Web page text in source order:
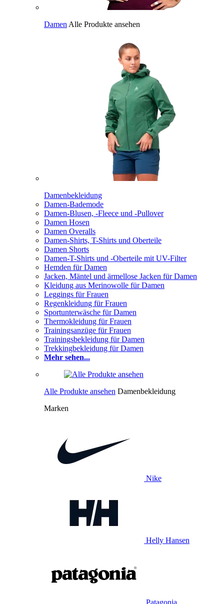
Damen Alle Produkte ansehen
Damenbekleidung
Damen-Bademode
Damen-Blusen, -Fleece und -Pullover
Damen Hosen
Damen Overalls
Damen-Shirts, T-Shirts und Oberteile
Damen Shorts
Damen-T-Shirts und -Oberteile mit UV-Filter
Hemden für Damen
Jacken, Mäntel und ärmellose Jacken für Damen
Kleidung aus Merinowolle für Damen
Leggings für Frauen
Regenkleidung für Frauen
Sportunterwäsche für Damen
Thermokleidung für Frauen
Trainingsanzüge für Frauen
Trainingsbekleidung für Damen
Trekkingbekleidung für Damen
Mehr sehen...
Alle Produkte ansehen Damenbekleidung
Marken
Nike
Helly Hansen
Patagonia